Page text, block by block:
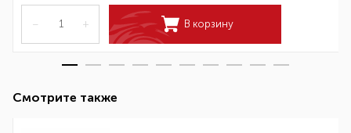
– + В корзину
Смотрите также